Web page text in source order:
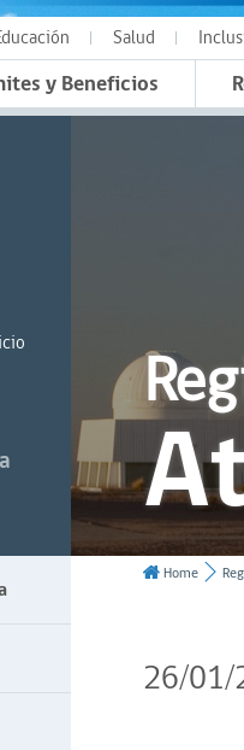
Salud
y Beneficios
Home
26/